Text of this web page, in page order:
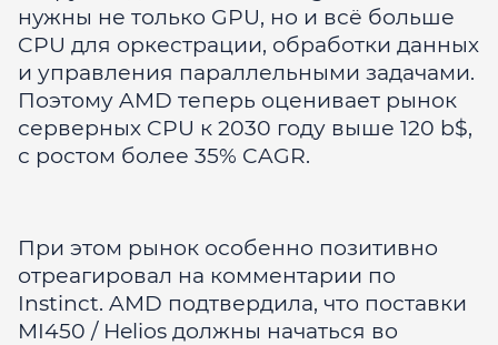
нужны не только GPU, но и всё больше
CPU для оркестрации, обработки данных
и управления параллельными задачами.
Поэтому AMD теперь оценивает рынок
серверных CPU к 2030 году выше 120 b$,
с ростом более 35% CAGR.
При этом рынок особенно позитивно
отреагировал на комментарии по
Instinct. AMD подтвердила, что поставки
MI450 / Helios должны начаться во